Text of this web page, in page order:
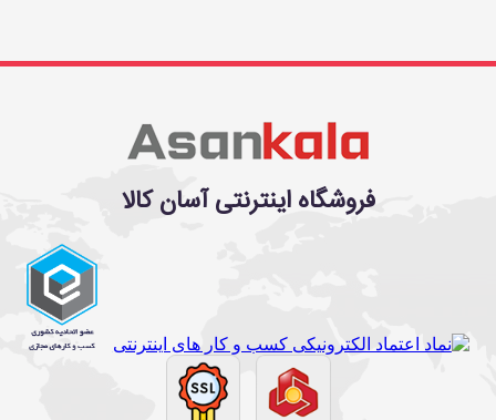
فروشگاه اینترنتی آسان کالا